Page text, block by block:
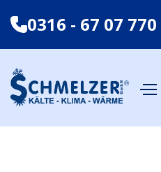
0316 - 67 07 770